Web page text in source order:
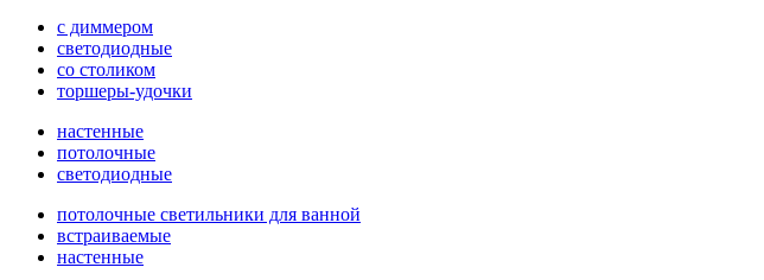
с диммером
светодиодные
со столиком
торшеры-удочки
настенные
потолочные
светодиодные
потолочные светильники для ванной
встраиваемые
настенные